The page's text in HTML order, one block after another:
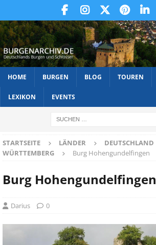
HOME BURGEN BLOG TOUREN
LEXIKON EVENTS
STARTSEITE LÄNDER DEUTSCHLAND
WÜRTTEMBERG
Burg Hohengundelfingen
Burg Hohengundelfingen
Darius 0